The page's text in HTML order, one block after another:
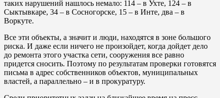
таких нарушений нашлось немало: 114 – в Ухте, 124 – в
Сыктывкаре, 34 – в Сосногорске, 15 – в Инте, два – в
Воркуте.
Все эти объекты, а значит и люди, находятся в зоне большого
риска. И даже если ничего не произойдет, когда дойдет дело
до ремонта этого участка сети, сооружения все равно
придется сносить. Поэтому по результатам проверки готовятся
письма в адрес собственников объектов, муниципальных
властей, а параллельно – и в прокуратуру.